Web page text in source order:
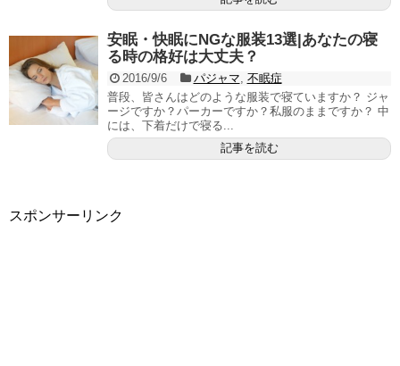
安眠・快眠にNGな服装13選|あなたの寝
る時の格好は大丈夫？
2016/9/6 パジャマ, 不眠症
普段、皆さんはどのような服装で寝ていますか？ ジャ
ージですか？パーカーですか？私服のままですか？ 中
には、下着だけで寝る...
記事を読む
スポンサーリンク